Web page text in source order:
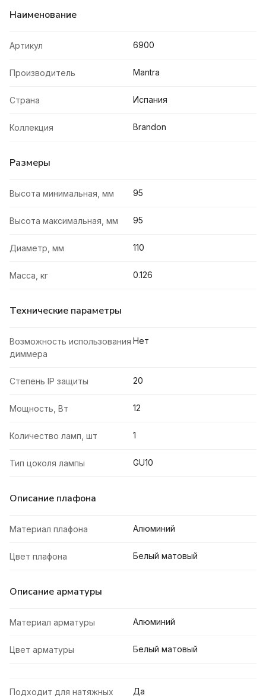
Наименование
Артикул 6900
Производитель Mantra
Страна Испания
Коллекция Brandon
Размеры
Высота минимальная, мм 95
Высота максимальная, мм 95
Диаметр, мм 110
Масса, кг 0.126
Технические параметры
Возможность использования
диммера
Нет
Степень IP защиты 20
Мощность, Вт 12
Количество ламп, шт 1
Тип цоколя лампы GU10
Описание плафона
Материал плафона Алюминий
Цвет плафона Белый матовый
Описание арматуры
Материал арматуры Алюминий
Цвет арматуры Белый матовый
Подходит для натяжных
Да